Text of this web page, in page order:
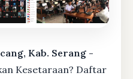
Kab. Serang -
Kesetaraan? Daftar